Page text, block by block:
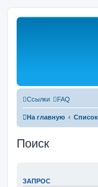
Ссылки FAQ
На главную
Поиск
ЗАПРОС